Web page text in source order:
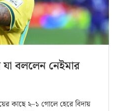
বললেন নেইমার
কাছে ২–১ গোলে হেরে বিদায়